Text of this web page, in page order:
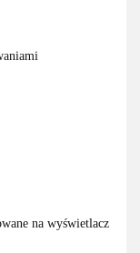
na wyświetlacz